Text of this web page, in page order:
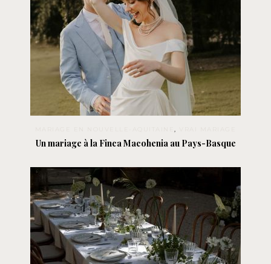
MARIAGE EN NOUVELLE-AQUITAINE,
Un mariage à la Finca Macohenia au Pays-Basque